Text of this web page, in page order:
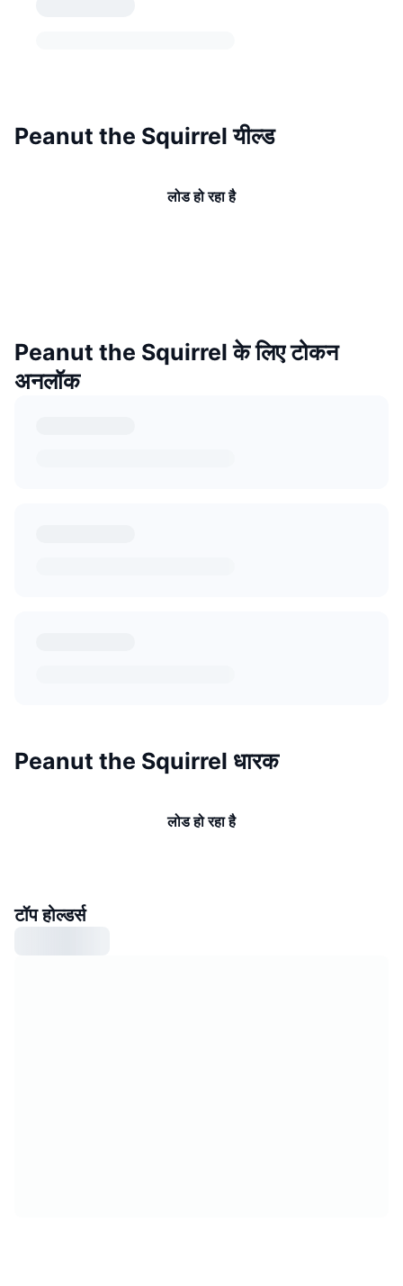
Peanut the Squirrel यील्ड
लोड हो रहा है
Peanut the Squirrel के लिए टोकन
अनलॉक
Peanut the Squirrel धारक
लोड हो रहा है
टॉप होल्डर्स